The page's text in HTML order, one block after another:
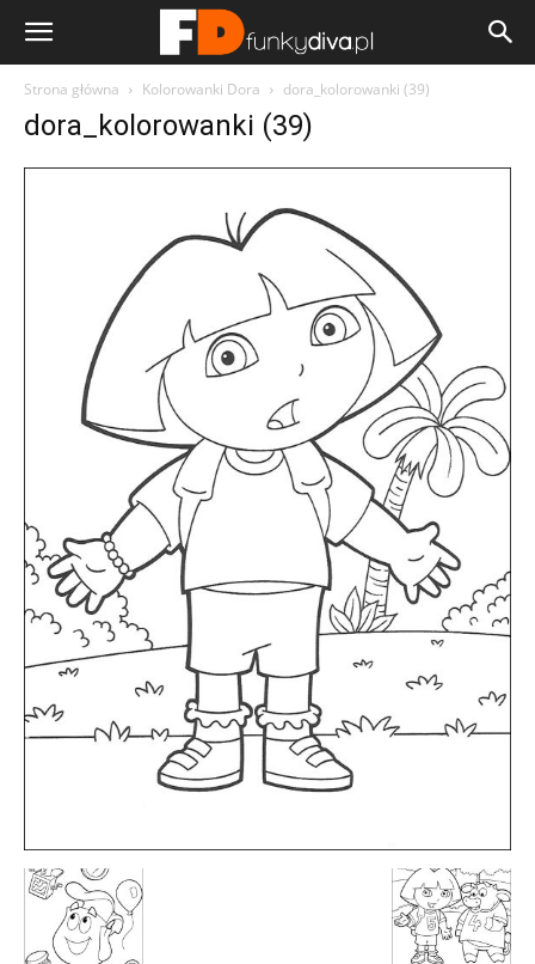
Strona główna Kolorowanki Dora dora_kolorowanki (39)
dora_kolorowanki (39)